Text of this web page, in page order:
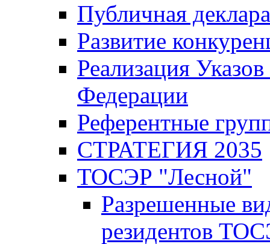
Публичная
Развитие
Реализация
Федерации
Референтные
СТРАТЕГИЯ 2035
ТОСЭР "Лесной"
Разрешенные
резидентов